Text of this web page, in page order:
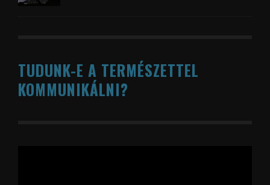
TUDUNK-E A TERMÉSZETTEL
KOMMUNIKÁLNI?